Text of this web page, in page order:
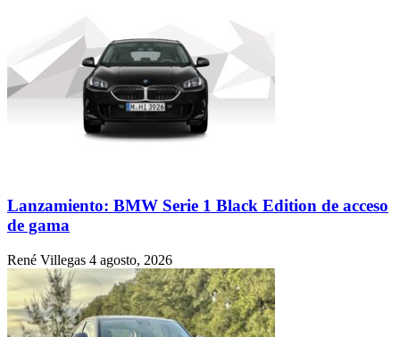
Lanzamiento: BMW Serie 1 Black Edition de acceso
de gama
René Villegas 4 agosto, 2026